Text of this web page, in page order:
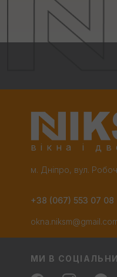
вікна і
м. Дніпро, вул.
+38 (067) 553 07 08
МИ В